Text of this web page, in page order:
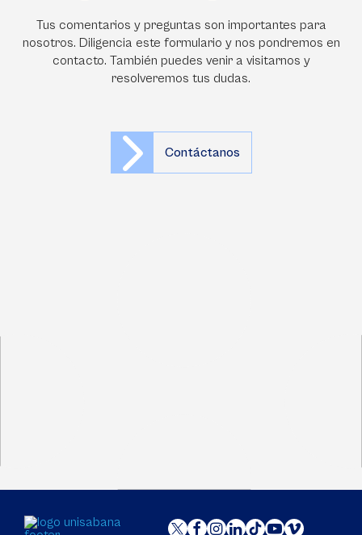
Tus comentarios y preguntas son importantes para
nosotros. Diligencia este formulario y nos pondremos en
contacto. También puedes venir a visitarnos y
resolveremos tus dudas.
Contáctanos